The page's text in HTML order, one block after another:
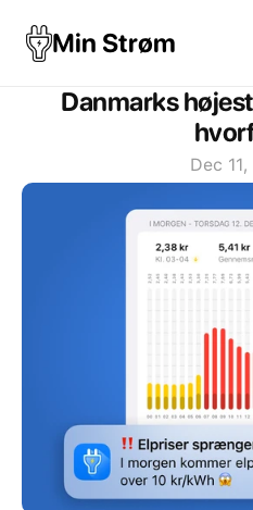
Min Strøm
Danmarks
Dec